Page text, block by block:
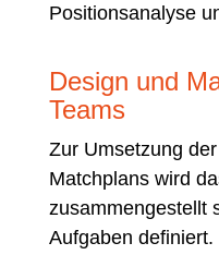
Positionsanalyse
Design und
Teams
Zur Umsetzung
Matchplans wird
zusammengestellt
Aufgaben